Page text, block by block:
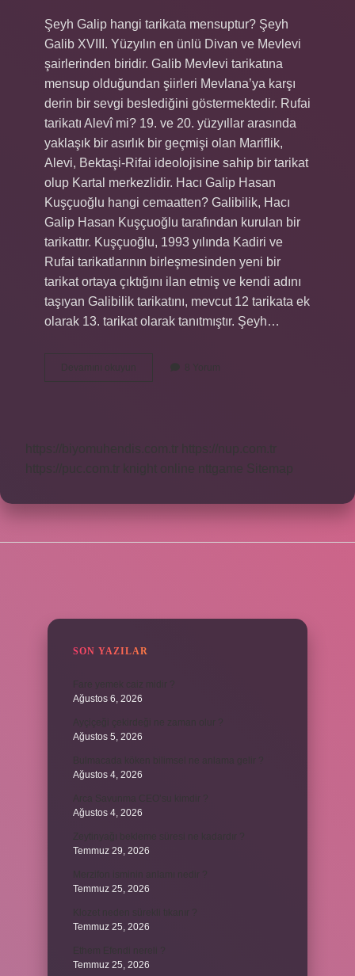
Şeyh Galip hangi tarikata mensuptur? Şeyh
Galib XVIII. Yüzyılın en ünlü Divan ve Mevlevi
şairlerinden biridir. Galib Mevlevi tarikatına
mensup olduğundan şiirleri Mevlana’ya karşı
derin bir sevgi beslediğini göstermektedir. Rufai
tarikatı Alevî mi? 19. ve 20. yüzyıllar arasında
yaklaşık bir asırlık bir geçmişi olan Mariflik,
Alevi, Bektaşi-Rifai ideolojisine sahip bir tarikat
olup Kartal merkezlidir. Hacı Galip Hasan
Kuşçuoğlu hangi cemaatten? Galibilik, Hacı
Galip Hasan Kuşçuoğlu tarafından kurulan bir
tarikattır. Kuşçuoğlu, 1993 yılında Kadiri ve
Rufai tarikatlarının birleşmesinden yeni bir
tarikat ortaya çıktığını ilan etmiş ve kendi adını
taşıyan Galibilik tarikatını, mevcut 12 tarikata ek
olarak 13. tarikat olarak tanıtmıştır. Şeyh…
https://biyomuhendis.com.tr
https://nup.com.tr
nttgame Sitemap
SON YAZILAR
Ağustos 6, 2026
Ağustos 5, 2026
Ağustos 4, 2026
Ağustos 4, 2026
Temmuz 29, 2026
Temmuz 25, 2026
Temmuz 25, 2026
Temmuz 25, 2026